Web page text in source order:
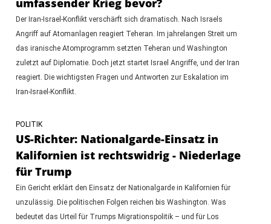
umfassender Krieg bevor?
Der Iran-Israel-Konflikt verschärft sich dramatisch. Nach Israels
Angriff auf Atomanlagen reagiert Teheran. Im jahrelangen Streit um
das iranische Atomprogramm setzten Teheran und Washington
zuletzt auf Diplomatie. Doch jetzt startet Israel Angriffe, und der Iran
reagiert. Die wichtigsten Fragen und Antworten zur Eskalation im
Iran-Israel-Konflikt.
POLITIK
US-Richter: Nationalgarde-Einsatz in
Kalifornien ist rechtswidrig - Niederlage
für Trump
Ein Gericht erklärt den Einsatz der Nationalgarde in Kalifornien für
unzulässig. Die politischen Folgen reichen bis Washington. Was
bedeutet das Urteil für Trumps Migrationspolitik – und für Los